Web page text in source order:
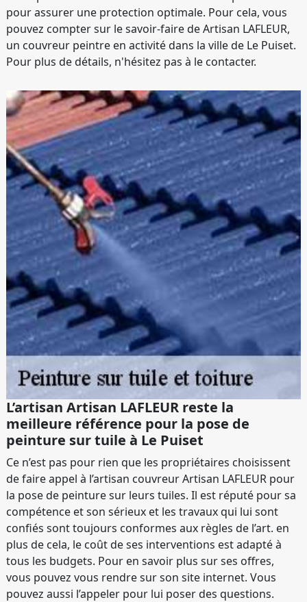
pour assurer une protection optimale. Pour cela, vous
pouvez compter sur le savoir-faire de Artisan LAFLEUR,
un couvreur peintre en activité dans la ville de Le Puiset.
Pour plus de détails, n'hésitez pas à le contacter.
L’artisan Artisan LAFLEUR reste la
meilleure référence pour la pose de
peinture sur tuile à Le Puiset
Ce n’est pas pour rien que les propriétaires choisissent
de faire appel à l’artisan couvreur Artisan LAFLEUR pour
la pose de peinture sur leurs tuiles. Il est réputé pour sa
compétence et son sérieux et les travaux qui lui sont
confiés sont toujours conformes aux règles de l’art. en
plus de cela, le coût de ses interventions est adapté à
tous les budgets. Pour en savoir plus sur ses offres,
vous pouvez vous rendre sur son site internet. Vous
pouvez aussi l’appeler pour lui poser des questions.